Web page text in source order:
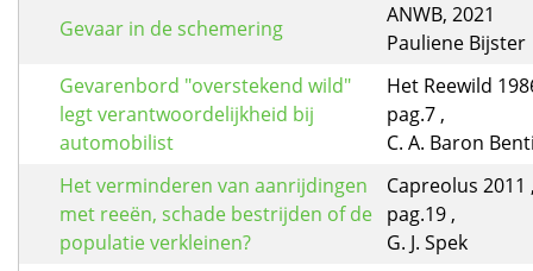
Gevaar in de schemering
ANWB, 2021
Pauliene Bijster
Gevarenbord "overstekend wild"
legt verantwoordelijkheid bij
automobilist
Het Reewild
pag.7 ,
C. A. Baron
Het verminderen van aanrijdingen
met reeën, schade bestrijden of de
populatie verkleinen?
Capreolus 2011
pag.19 ,
G. J. Spek